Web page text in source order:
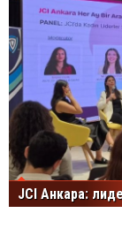
JCI Анкара: